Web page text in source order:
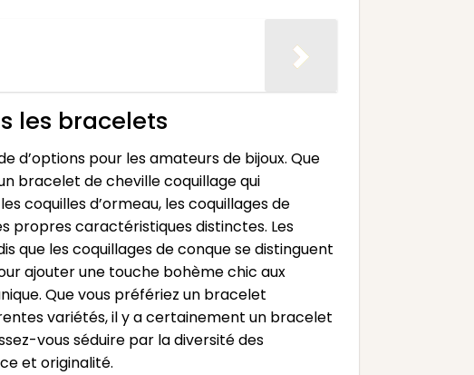
les bracelets
d’options pour les amateurs de bijoux. Que
bracelet de cheville coquillage qui
coquilles d’ormeau, les coquillages de
propres caractéristiques distinctes. Les
que les coquillages de conque se distinguent
ajouter une touche bohème chic aux
Que vous préfériez un bracelet
variétés, il y a certainement un bracelet
vous séduire par la diversité des
et originalité.